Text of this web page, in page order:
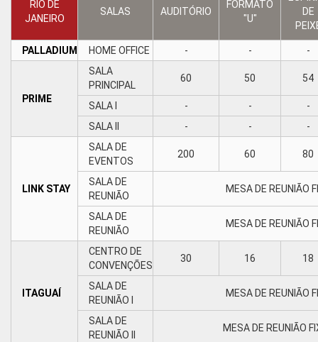
RIO DE
JANEIRO
SALAS AUDITÓRIO
FORMATO
"U"
DE
PALLADIUM HOME OFFICE - - -
PRIME
SALA
PRINCIPAL
60 50 54
SALA I - -
-
SALA II
- - -
LINK STAY
SALA DE
EVENTOS
200 60 80
SALA DE
REUNIÃO
MESA DE REUNIÃO
SALA DE
REUNIÃO
MESA DE REUNIÃO
ITAGUAÍ
CENTRO DE
CONVENÇÕES
30 16 18
SALA DE
REUNIÃO I
MESA DE REUNIÃO
SALA DE
REUNIÃO II
MESA DE REUNIÃO